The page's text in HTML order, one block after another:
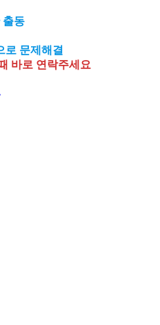
출동
로 문제해결
바로 연락주세요